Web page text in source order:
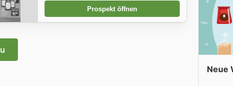
Prospekt öffnen
Neue